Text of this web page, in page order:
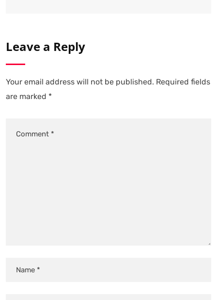
Leave a Reply
Your email address will not be published. Required fields
are marked *